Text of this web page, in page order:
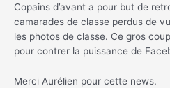
Copains d’avant a pour but de
camarades de classe perdus de
les photos de classe. Ce gros
pour contrer la puissance de
Merci Aurélien pour cette news.